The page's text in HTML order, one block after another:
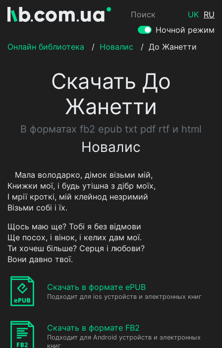
Поиск UK RU
Ночной режим
Онлайн библиотека
/ Новалис / До Жанетти
Скачать До
Жанетти
В форматах fb2 epub txt pdf rtf и html
Новалис
Мала володарко, дімок візьми мій,
Книжки мої, і будь утішна з дібр моїх,
I мрії кроткі, мій клейнод незримий
Візьми собі і їх.
Щось маю ще? Тобі я без відмови
Ще посох, і вінок, і келих дам мої.
Ти хочеш більше? Серця і любови?
Вони давно твої.
Скачать в формате ePUB
Подходит для ios устройств и электронных книг
Скачать в формате FB2
Подходит для Android устройств и электронных
книг